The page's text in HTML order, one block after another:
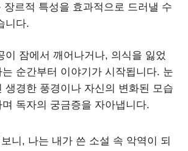
장르적 특성을 효과적으로 드러낼 수
니다.
이 잠에서 깨어나거나, 의식을 잃었
순간부터 이야기가 시작됩니다. 눈
생경한 풍경이나 자신의 변화된 모습
독자의 궁금증을 자아냅니다.
보니, 나는 내가 쓴 소설 속 악역이 되